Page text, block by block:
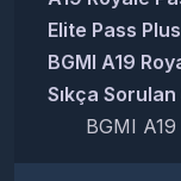
Elite Pass
BGMI A19
Sıkça
BGMI